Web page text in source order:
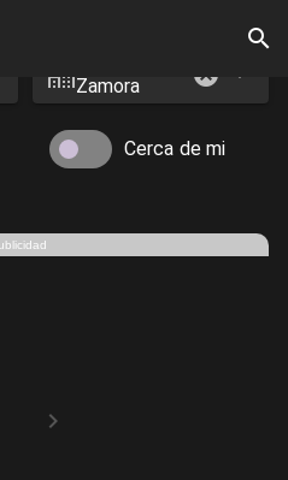
2026 | Eventufy
Zamora
Cerca de mi